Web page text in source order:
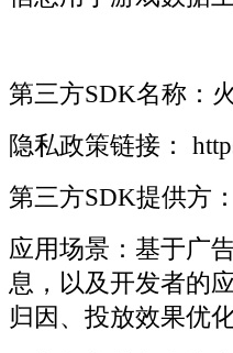
第三方SDK名称：
隐私政策链接：
第三方SDK提供方
应用场景：基于广
息，以及开发者的
归因、投放效果优